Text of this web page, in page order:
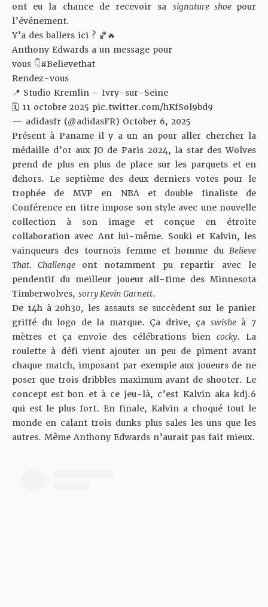
ont eu la chance de recevoir sa signature shoe pour
l’événement.
Y’a des ballers ici ? 🏀🔥
Anthony Edwards a un message pour
vous 👇#Believethat
Rendez-vous
📍 Studio Kremlin – Ivry-sur-Seine
🗓️ 11 octobre 2025 pic.twitter.com/hKfSol9bd9
— adidasfr (@adidasFR) October 6, 2025
Présent à Paname il y a un an pour aller chercher la
médaille d’or aux JO de Paris 2024, la star des Wolves
prend de plus en plus de place sur les parquets et en
dehors. Le septième des deux derniers votes pour le
trophée de MVP en NBA et double finaliste de
Conférence en titre impose son style avec une nouvelle
collection à son image et conçue en étroite
collaboration avec Ant lui-même. Souki et Kalvin, les
vainqueurs des tournois femme et homme du Believe
That. Challenge ont notamment pu repartir avec le
pendentif du meilleur joueur all-time des Minnesota
Timberwolves, sorry Kevin Garnett.
De 14h à 20h30, les assauts se succèdent sur le panier
griffé du logo de la marque. Ça drive, ça swisheà 7
mètres et ça envoie des célébrations bien cocky. La
roulette à défi vient ajouter un peu de piment avant
chaque match, imposant par exemple aux joueurs de ne
poser que trois dribbles maximum avant de shooter. Le
concept est bon et à ce jeu-là, c’est Kalvin aka kdj.6
qui est le plus fort. En finale, Kalvin a choqué tout le
monde en calant trois dunks plus sales les uns que les
autres. Même Anthony Edwards n’aurait pas fait mieux.